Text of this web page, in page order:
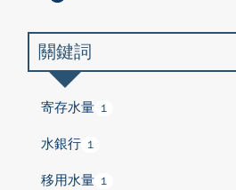
關鍵詞
寄存水量 1
水銀行 1
移用水量 1